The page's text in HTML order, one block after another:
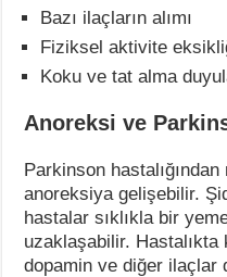
Bazı ilaçların alımı
Fiziksel aktivite
Koku ve tat alma
Anoreksi ve
Parkinson
anoreksiya gelişebilir.
hastalar sıklıkla bir
uzaklaşabilir. Hastalıkta
dopamin ve diğer ilaçlar